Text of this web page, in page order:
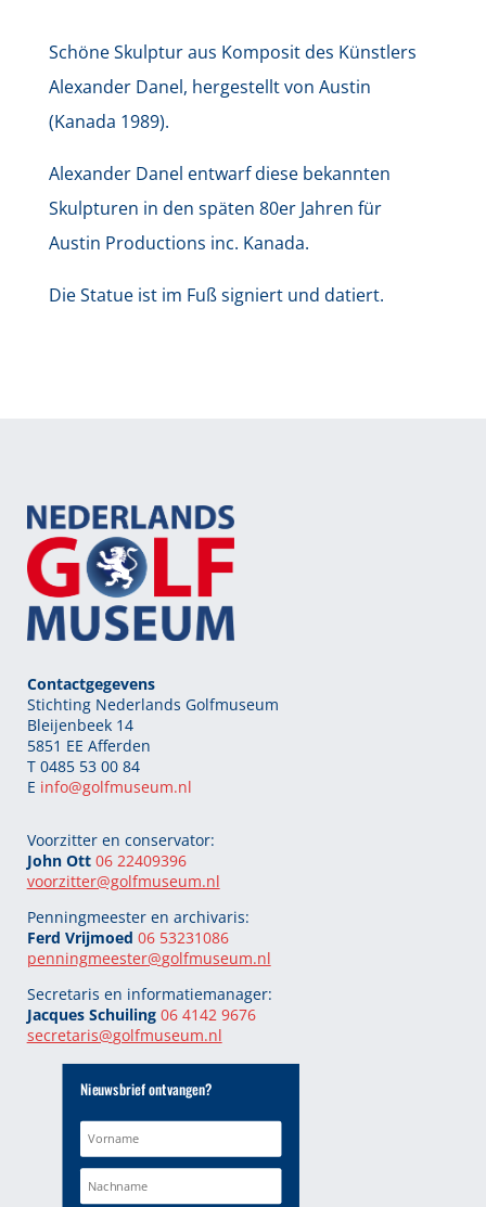
Schöne Skulptur aus Komposit des Künstlers
Alexander Danel, hergestellt von Austin
(Kanada 1989).
Alexander Danel entwarf diese bekannten
Skulpturen in den späten 80er Jahren für
Austin Productions inc. Kanada.
Die Statue ist im Fuß signiert und datiert.
Contactgegevens
Stichting Nederlands Golfmuseum
Bleijenbeek 14
5851 EE Afferden
T 0485 53 00 84
E info@golfmuseum.nl
Voorzitter en conservator:
John Ott 06 22409396
voorzitter@golfmuseum.nl
Penningmeester en archivaris:
Ferd Vrijmoed 06 53231086
penningmeester@golfmuseum.nl
Secretaris en informatiemanager:
Jacques Schuiling 06 4142 9676
secretaris@golfmuseum.nl
Nieuwsbrief ontvangen?